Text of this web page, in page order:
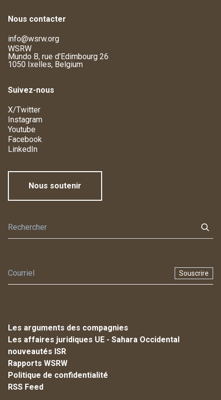
Nous contacter
info@wsrw.org
WSRW
Mundo B, rue d'Edimbourg 26
1050 Ixelles, Belgium
Suivez-nous
X/Twitter
Instagram
Youtube
Facebook
LinkedIn
Nous soutenir
Souscrire
Les arguments des compagnies
Les affaires juridiques UE - Sahara Occidental
nouveautés ISR
Rapports WSRW
Politique de confidentialité
RSS Feed